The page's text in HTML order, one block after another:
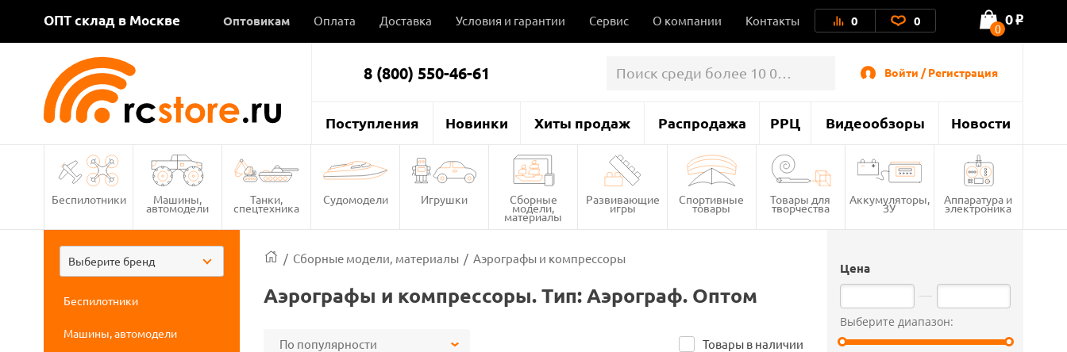
ОПТ склад в Москве Оптовикам Оплата Доставка Условия и гарантии Сервис О компании Контакты 0 0 0
0 o
8 (800) 550-46-61 Войти / Регистрация
Поступления Новинки Хиты продаж Распродажа РРЦ Видеообзоры Новости
Беспилотники Машины,
автомодели
Танки,
спецтехника
Судомодели Игрушки Сборные
модели,
материалы
Развивающие
игры
Спортивные
товары
Товары для
творчества
Аккумуляторы,
ЗУ
Аппаратура и
электроника
Выберите бренд
Беспилотники
Машины, автомодели
Цена
Выберите диапазон:
/ Сборные модели, материалы / Аэрографы и компрессоры
Аэрографы и компрессоры. Тип: Аэрограф. Оптом
По популярности Товары в наличии